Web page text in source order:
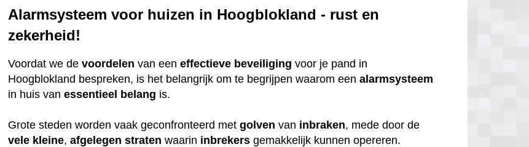
Alarmsysteem voor huizen in Hoogblokland - rust en
zekerheid!
Voordat we devoordelen van eeneffectieve beveiliging voor je pand in
Hoogblokland bespreken, is het belangrijk om te begrijpen waarom eenalarmsysteem
in huis vanessentieel belang is.
Grote steden worden vaak geconfronteerd metgolven van inbraken, mede door de
vele kleine,afgelegen straten waarin inbrekers gemakkelijk kunnen opereren.